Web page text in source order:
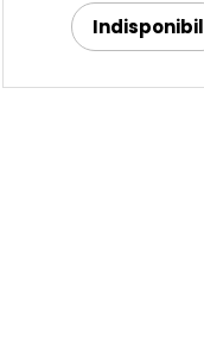
Indisponibil